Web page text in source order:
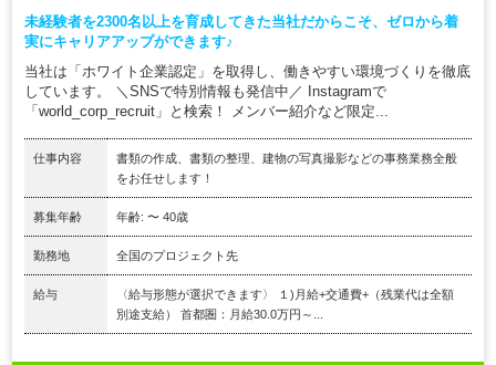
未経験者を2300名以上を育成してきた当社だからこそ、ゼロから着
実にキャリアアップができます♪
当社は「ホワイト企業認定」を取得し、働きやすい環境づくりを徹底
しています。 ＼SNSで特別情報も発信中／ Instagramで
「world_corp_recruit」と検索！ メンバー紹介など限定...
仕事内容
書類の作成、書類の整理、建物の写真撮影などの事務業務全般
をお任せします！
募集年齢 年齢: 〜 40歳
勤務地 全国のプロジェクト先
給与
〈給与形態が選択できます〉 １)月給+交通費+（残業代は全額
別途支給） 首都圏：月給30.0万円～...